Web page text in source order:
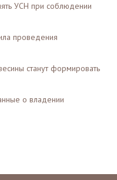
УСН при соблюдении
проведения
станут формировать
о владении